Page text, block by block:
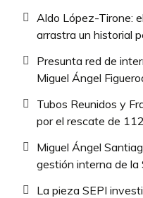
Aldo López-Tirone:
arrastra un historial
Presunta red de
Miguel Ángel
Tubos Reunidos y
por el rescate de
Miguel Ángel
gestión interna de la
La pieza SEPI